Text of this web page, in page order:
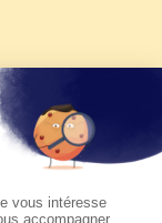
de KTO
Léon
KTO le